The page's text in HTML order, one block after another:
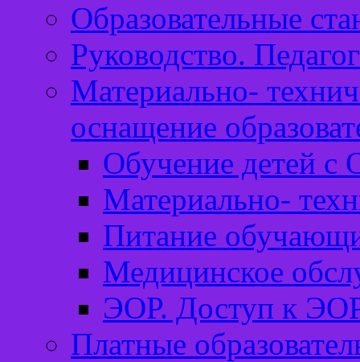
Образовательные
Руководство.
Материально-
оснащение
Обучение детей с
Материально-
Питание
Медицинское
ЭОР. Доступ к
Платные